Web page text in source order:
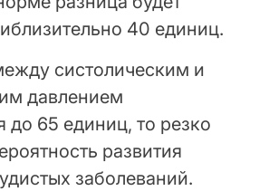
40 единиц.
систолическим и
давлением
до 65 единиц, то резко
развития
заболеваний.